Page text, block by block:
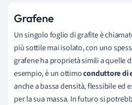
Grafene
Un singolo foglio di grafite è
più sottile mai isolato, con uno
grafene ha proprietà simili a quelle
esempio, è un ottimoconduttore di
anche a bassa densità, flessibile ed
per la sua massa. In futuro si